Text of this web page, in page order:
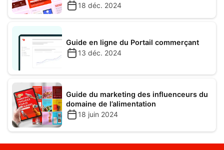
18 déc. 2024
Guide en ligne du Portail commerçant
13 déc. 2024
Guide du marketing des influenceurs du
domaine de l’alimentation
18 juin 2024